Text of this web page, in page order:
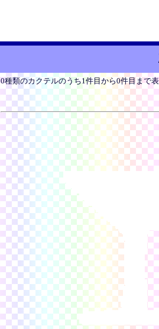
0種類のカクテルのうち1件目から0件目まで